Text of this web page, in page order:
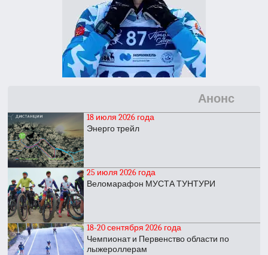
Анонс
18 июля 2026 года
Энерго трейл
25 июля 2026 года
Веломарафон МУСТА ТУНТУРИ
18-20 сентября 2026 года
Чемпионат и Первенство области по
лыжероллерам